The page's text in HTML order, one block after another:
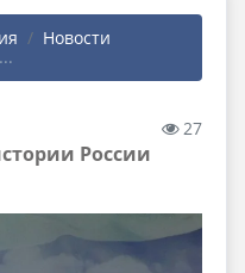
Новости
27
России